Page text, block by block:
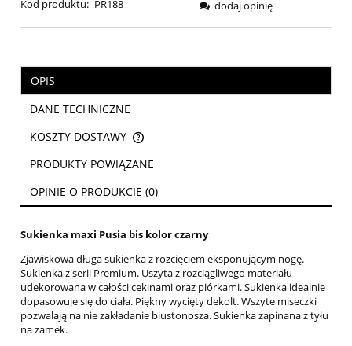
Kod produktu: PR188
dodaj opinię
OPIS
DANE TECHNICZNE
KOSZTY DOSTAWY
CENA NIE ZAWIERA EWENTUALNYCH KOSZTÓW PŁATNOŚCI
PRODUKTY POWIĄZANE
OPINIE O PRODUKCIE (0)
Sukienka maxi Pusia bis kolor czarny
Zjawiskowa długa sukienka z rozcięciem eksponującym nogę.
Sukienka z serii Premium. Uszyta z rozciągliwego materiału
udekorowana w całości cekinami oraz piórkami. Sukienka idealnie
dopasowuje się do ciała. Piękny wycięty dekolt. Wszyte miseczki
pozwalają na nie zakładanie biustonosza. Sukienka zapinana z tyłu
na zamek.